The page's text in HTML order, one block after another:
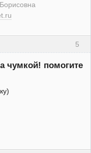
5
чумкой! помогите